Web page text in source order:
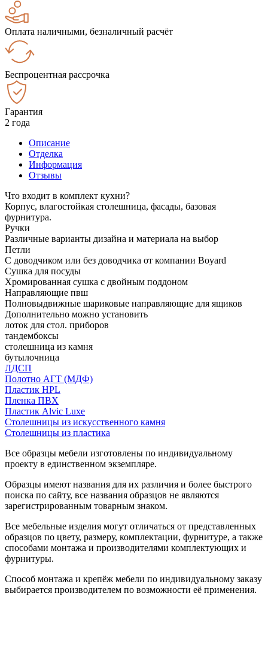
Оплата наличными, безналичный расчёт
Беспроцентная рассрочка
Гарантия
2 года
Описание
Отделка
Информация
Отзывы
Что входит в комплект кухни?
Корпус, влагостойкая столешница, фасады, базовая
фурнитура.
Ручки
Различные варианты дизайна и материала на выбор
Петли
С доводчиком или без доводчика от компании Boyard
Сушка для посуды
Хромированная сушка с двойным поддоном
Направляющие пвш
Полновыдвижные шариковые направляющие для ящиков
Дополнительно можно установить
лоток для стол. приборов
тандембоксы
столешница из камня
бутылочница
ЛДСП
Полотно АГТ (МДФ)
Пластик HPL
Пленка ПВХ
Пластик Alvic Luxe
Столешницы из искусственного камня
Столешницы из пластика
Все образцы мебели изготовлены по индивидуальному
проекту в единственном экземпляре.
Образцы имеют названия для их различия и более быстрого
поиска по сайту, все названия образцов не являются
зарегистрированным товарным знаком.
Все мебельные изделия могут отличаться от представленных
образцов по цвету, размеру, комплектации, фурнитуре, а также
способами монтажа и производителями комплектующих и
фурнитуры.
Способ монтажа и крепёж мебели по индивидуальному заказу
выбирается производителем по возможности её применения.